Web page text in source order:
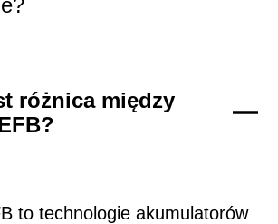
różnica między
to technologie akumulatorów